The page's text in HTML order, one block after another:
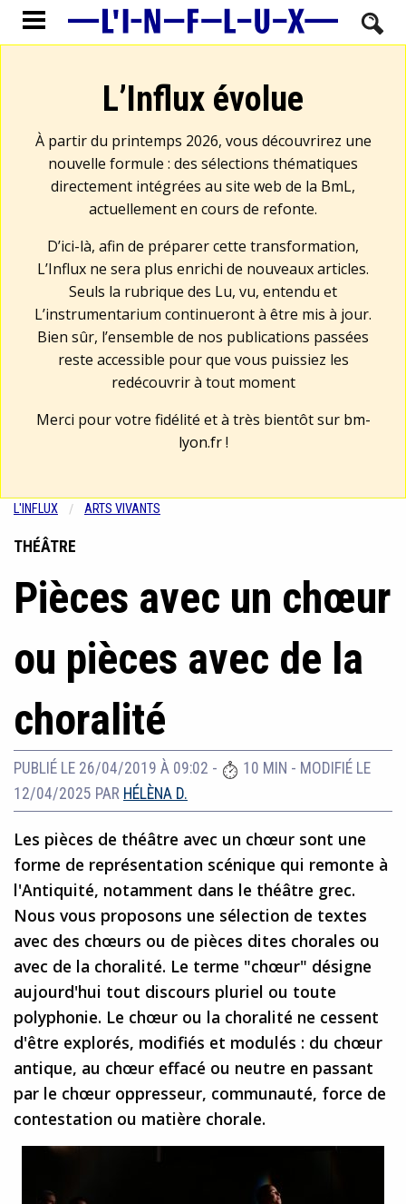
L’Influx évolue
À partir du printemps 2026, vous découvrirez une
nouvelle formule : des sélections thématiques
directement intégrées au site web de la BmL,
actuellement en cours de refonte.
D’ici-là, afin de préparer cette transformation,
L’Influx ne sera plus enrichi de nouveaux articles.
Seuls la rubrique des Lu, vu, entendu et
L’instrumentarium continueront à être mis à jour.
Bien sûr, l’ensemble de nos publications passées
reste accessible pour que vous puissiez les
redécouvrir à tout moment
Merci pour votre fidélité et à très bientôt sur bm-
lyon.fr!
L'INFLUX ARTS VIVANTS
THÉÂTRE
Pièces avec un chœur
ou pièces avec de la
choralité
PUBLIÉ LE 26/04/2019 À 09:02 - 10 MIN - MODIFIÉ LE
12/04/2025 PAR HÉLÈNA D.
Les pièces de théâtre avec un chœur sont une
forme de représentation scénique qui remonte à
l'Antiquité, notamment dans le théâtre grec.
Nous vous proposons une sélection de textes
avec des chœurs ou de pièces dites chorales ou
avec de la choralité. Le terme "chœur" désigne
aujourd'hui tout discours pluriel ou toute
polyphonie. Le chœur ou la choralité ne cessent
d'être explorés, modifiés et modulés : du chœur
antique, au chœur effacé ou neutre en passant
par le chœur oppresseur, communauté, force de
contestation ou matière chorale.